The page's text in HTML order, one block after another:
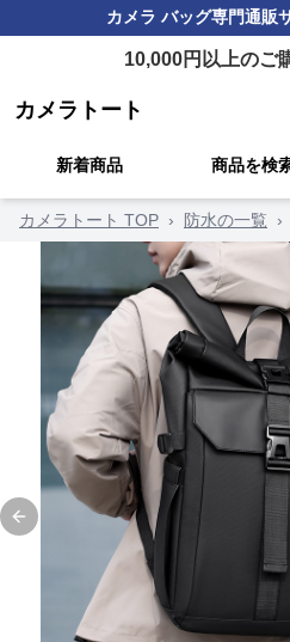
カメラ バッグ専門通販
10,000円以上のご
カメラトート
新着商品 商品を検
カメラトート TOP › 防水の一覧 ›
Previous slide